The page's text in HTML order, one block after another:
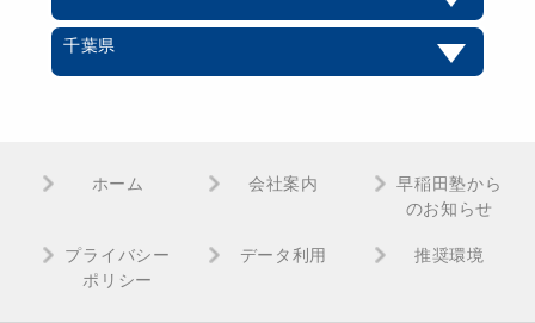
千葉県
ホーム 会社案内
早稲田塾から
のお知らせ
プライバシー
ポリシー
データ利用 推奨環境